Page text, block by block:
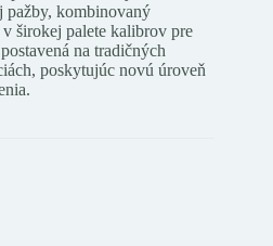
pažby, kombinovaný
širokej palete kalibrov pre
na tradičných
poskytujúc novú úroveň